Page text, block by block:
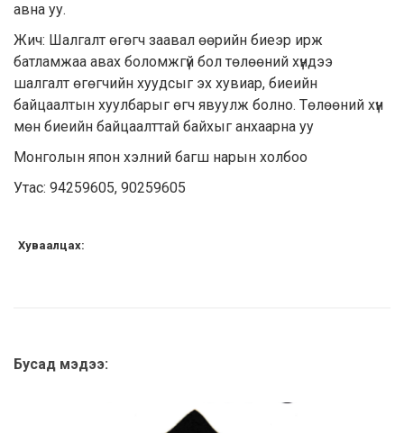
авна уу.
Жич: Шалгалт өгөгч заавал өөрийн биеэр ирж
батламжаа авах боломжгүй бол төлөөний хүндээ
шалгалт өгөгчийн хуудсыг эх хувиар, биеийн
байцаалтын хуулбарыг өгч явуулж болно. Төлөөний хүн
мөн биеийн байцаалттай байхыг анхаарна уу
Монголын япон хэлний багш нарын холбоо
Утас: 94259605, 90259605
Хуваалцах:
Бусад мэдээ: